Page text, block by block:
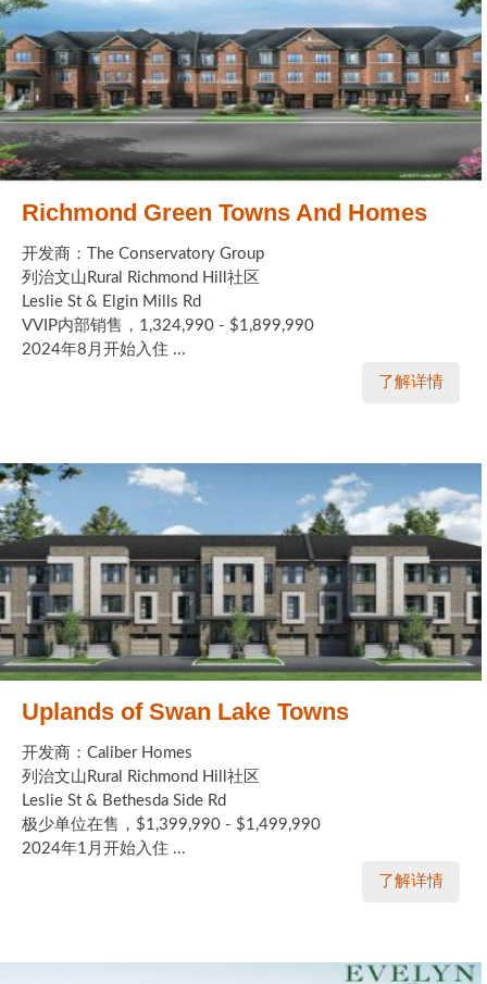
Richmond Green Towns And Homes
开发商：The Conservatory Group
列治文山Rural Richmond Hill社区
Leslie St & Elgin Mills Rd
VVIP内部销售，1,324,990 - $1,899,990
2024年8月开始入住 ...
了解详情
Uplands of Swan Lake Towns
开发商：Caliber Homes
列治文山Rural Richmond Hill社区
Leslie St & Bethesda Side Rd
极少单位在售，$1,399,990 - $1,499,990
2024年1月开始入住 ...
了解详情